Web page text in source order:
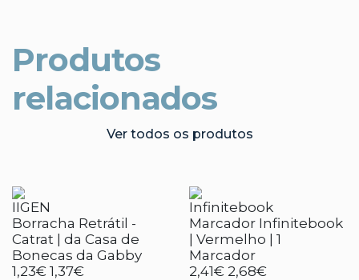
Produtos
relacionados
Ver todos os produtos
IIGEN
Borracha Retrátil -
Catrat | da Casa de
Bonecas da Gabby
1,23€ 1,37€
Infinitebook
Marcador Infinitebook
| Vermelho | 1
Marcador
2,41€ 2,68€